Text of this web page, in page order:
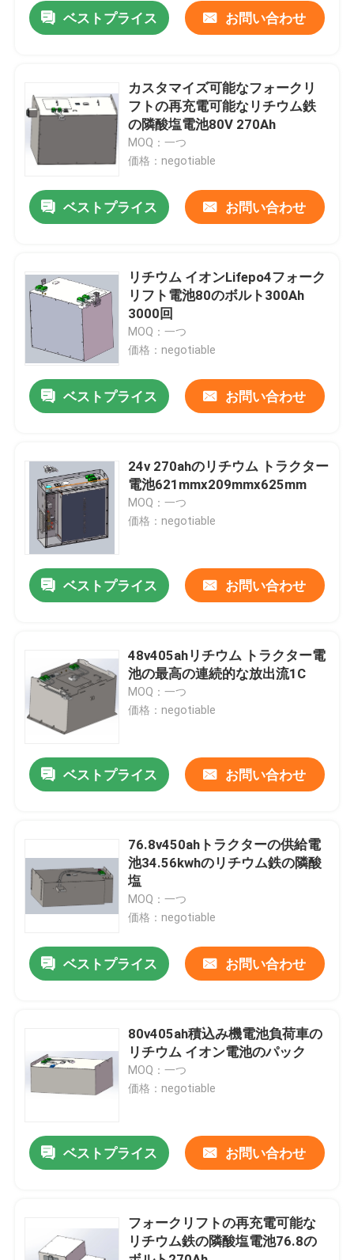
私達について
工場旅行
私達に連絡しなさい
フォークリフトのリチウム電池
エネルギー蓄積のリチウム電池
ベストプライス お問い合わせ
カスタマイズ可能なフォークリ
フトの再充電可能なリチウム鉄
の隣酸塩電池80V 270Ah
MOQ：一つ
価格：negotiable
ベストプライス お問い合わせ
リチウム イオンLifepo4フォーク
リフト電池80のボルト300Ah
3000回
MOQ：一つ
価格：negotiable
ベストプライス お問い合わせ
24v 270ahのリチウム トラクター
電池621mmx209mmx625mm
MOQ：一つ
価格：negotiable
ベストプライス お問い合わせ
48v405ahリチウム トラクター電
池の最高の連続的な放出流1C
MOQ：一つ
価格：negotiable
ベストプライス お問い合わせ
76.8v450ahトラクターの供給電
池34.56kwhのリチウム鉄の隣酸
塩
MOQ：一つ
価格：negotiable
ベストプライス お問い合わせ
80v405ah積込み機電池負荷車の
リチウム イオン電池のパック
MOQ：一つ
価格：negotiable
ベストプライス お問い合わせ
フォークリフトの再充電可能な
リチウム鉄の隣酸塩電池76.8の